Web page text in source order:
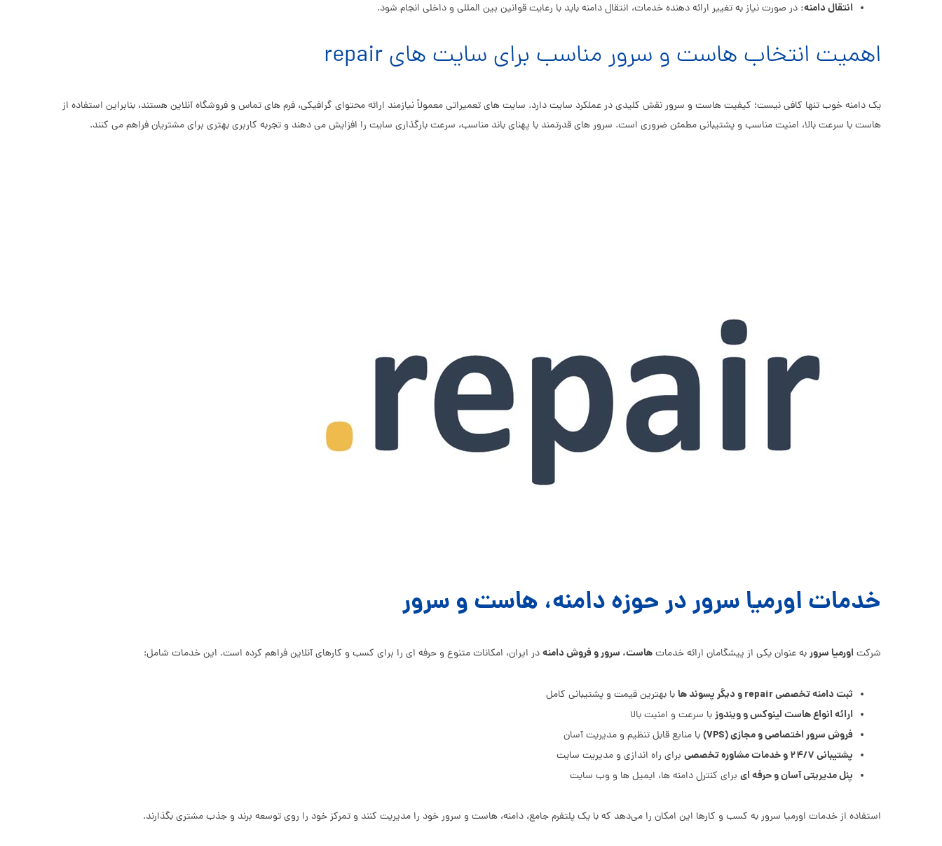
انتقال دامنه: در صورت نیاز به تغییر ارائه دهنده خدمات، انتقال دامنه باید با رعایت قوانین بین المللی و داخلی انجام شود.
اهمیت انتخاب هاست و سرور مناسب برای سایت های repair
یک دامنه خوب تنها کافی نیست؛ کیفیت هاست و سرور نقش کلیدی در عملکرد سایت دارد. سایت های تعمیراتی معمولاً نیازمند ارائه محتوای گرافیکی، فرم های تماس و فروشگاه آنلاین هستند، بنابراین استفاده از
هاست با سرعت بالا، امنیت مناسب و پشتیبانی مطمئن ضروری است. سرور های قدرتمند با پهنای باند مناسب، سرعت بارگذاری سایت را افزایش می دهند و تجربه کاربری بهتری برای مشتریان فراهم می کنند.
خدمات اورمیا سرور در حوزه دامنه، هاست و سرور
شرکتاورمیا سروربه عنوان یکی از پیشگامان ارائه خدماتهاست، سرور و فروش دامنهدر ایران، امکانات متنوع و حرفه‌ ای را برای کسب و کارهای آنلاین فراهم کرده است. این خدمات شامل:
ثبت دامنه تخصصی repair و دیگر پسوند ها با بهترین قیمت و پشتیبانی کامل
ارائه انواع هاست لینوکس و ویندوزبا سرعت و امنیت بالا
فروش سرور اختصاصی و مجازی (VPS) با منابع قابل تنظیم و مدیریت آسان
پشتیبانی ۲۴/۷ و خدمات مشاوره تخصصی برای راه‌ اندازی و مدیریت سایت
پنل مدیریتی آسان و حرفه‌ ای برای کنترل دامنه‌ ها، ایمیل‌ ها و وب‌ سایت
استفاده از خدمات اورمیا سرور به کسب و کارها این امکان را می‌دهد که با یک پلتفرم جامع، دامنه، هاست و سرور خود را مدیریت کنند و تمرکز خود را روی توسعه برند و جذب مشتری بگذارند.